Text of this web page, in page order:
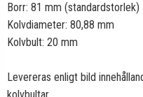
Borr: 81 mm (standardstorlek)
Kolvdiameter: 80,88 mm
Kolvbult: 20 mm
Levereras enligt bild